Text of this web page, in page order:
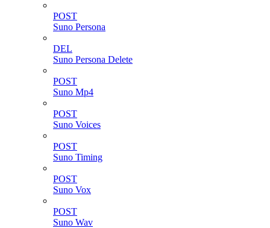
POST
Suno Persona
DEL
Suno Persona Delete
POST
Suno Mp4
POST
Suno Voices
POST
Suno Timing
POST
Suno Vox
POST
Suno Wav